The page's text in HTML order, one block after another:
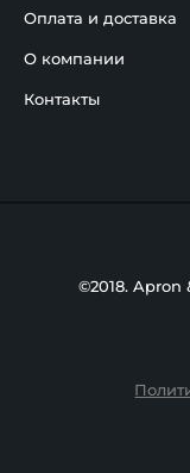
Оплата и доставка
О компании
Контакты
©2018.